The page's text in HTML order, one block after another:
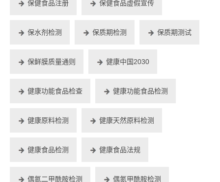
保健食品注册 保健食品虚假宣传
保水剂检测 保质期检测 保质期测试
保鲜膜质量通则 健康中国2030
健康功能食品检查 健康功能食品检测
健康原料检测 健康天然原料检测
健康食品检测 健康食品法规
偶氮二甲酰胺检测 偶氮甲酰胺检测